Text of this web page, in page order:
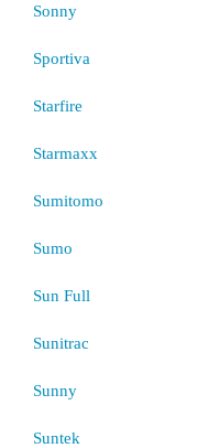
Sonny
Sportiva
Starfire
Starmaxx
Sumitomo
Sumo
Sun Full
Sunitrac
Sunny
Suntek